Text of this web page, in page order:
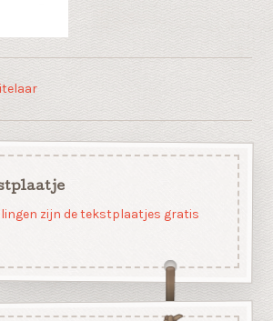
zijn de tekstplaatjes gratis